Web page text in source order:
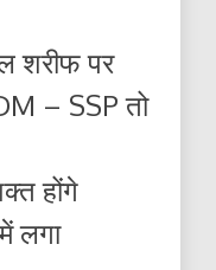
शरीफ पर
– SSP तो
होंगे
लगा